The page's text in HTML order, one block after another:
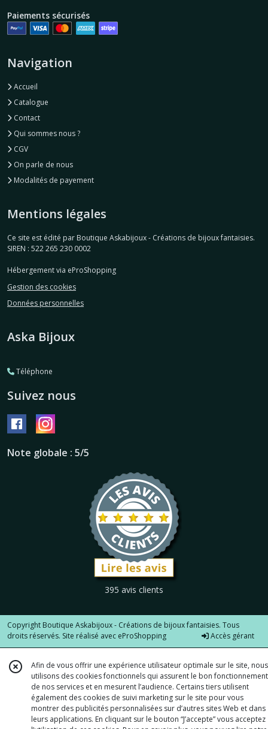
Paiements sécurisés
Navigation
Accueil
Catalogue
Contact
Qui sommes nous ?
CGV
On parle de nous
Modalités de payement
Mentions légales
Ce site est édité par Boutique Askabijoux - Créations de bijoux fantaisies.
SIREN : 522 265 230 0002
Hébergement via eProShopping
Gestion des cookies
Données personnelles
Aska Bijoux
Téléphone
Suivez nous
Note globale : 5/5
395 avis clients
Copyright Boutique Askabijoux - Créations de bijoux fantaisies. Tous
droits réservés. Site réalisé avec eProShopping Accès gérant
Afin de vous offrir une expérience utilisateur optimale sur le site, nous
utilisons des cookies fonctionnels qui assurent le bon fonctionnement
de nos services et en mesurent l’audience. Certains tiers utilisent
également des cookies de suivi marketing sur le site pour vous
montrer des publicités personnalisées sur d’autres sites Web et dans
leurs applications. En cliquant sur le bouton “J’accepte” vous acceptez